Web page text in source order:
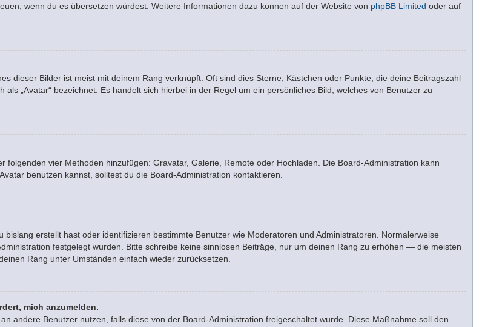
wenn du es übersetzen würdest. Weitere Informationen dazu können auf der Website von phpBB Limited oder auf
dieser Bilder ist meist mit deinem Rang verknüpft: Oft sind dies Sterne, Kästchen oder Punkte, die deine Beitragszahl
„Avatar“ bezeichnet. Es handelt sich hierbei in der Regel um ein persönliches Bild, welches von Benutzer zu
folgenden vier Methoden hinzufügen: Gravatar, Galerie, Remote oder Hochladen. Die Board-Administration kann
benutzen kannst, solltest du die Board-Administration kontaktieren.
erstellt hast oder identifizieren bestimmte Benutzer wie Moderatoren und Administratoren. Normalerweise
festgelegt wurden. Bitte schreibe keine sinnlosen Beiträge, nur um deinen Rang zu erhöhen — die meisten
Rang unter Umständen einfach wieder zurücksetzen.
mich anzumelden.
andere Benutzer nutzen, falls diese von der Board-Administration freigeschaltet wurde. Diese Maßnahme soll den